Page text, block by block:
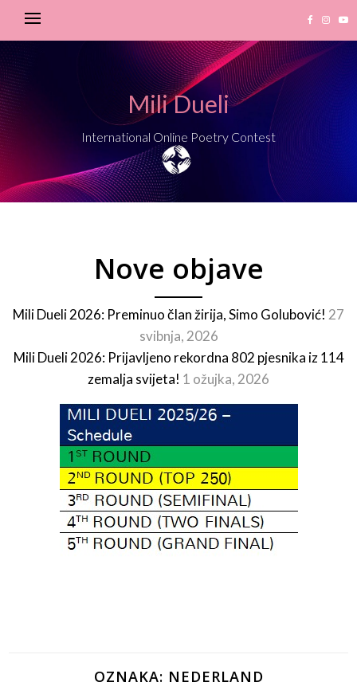
Mili Dueli
International Online Poetry Contest
Nove objave
Mili Dueli 2026: Preminuo član žirija, Simo Golubović! 27
svibnja, 2026
Mili Dueli 2026: Prijavljeno rekordna 802 pjesnika iz 114
zemalja svijeta! 1 ožujka, 2026
OZNAKA: NEDERLAND